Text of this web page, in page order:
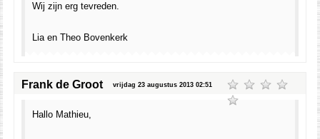
Wij zijn erg tevreden.
Lia en Theo Bovenkerk
Frank de Groot vrijdag 23 augustus 2013 02:51
Hallo Mathieu,